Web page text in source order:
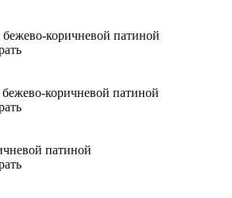
бежево-коричневой патиной
бежево-коричневой патиной
патиной